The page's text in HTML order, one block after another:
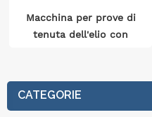
Macchina per prove di
tenuta dell'elio con
CATEGORIE